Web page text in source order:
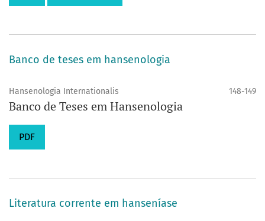
Banco de teses em hansenologia
Hansenologia Internationalis 148-149
Banco de Teses em Hansenologia
PDF
Literatura corrente em hanseníase